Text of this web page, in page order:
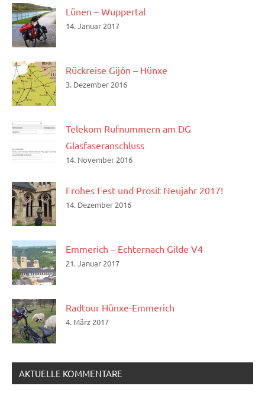
Lünen – Wuppertal
14. Januar 2017
Rückreise Gijón – Hünxe
3. Dezember 2016
Telekom Rufnummern am DG
Glasfaseranschluss
14. November 2016
Frohes Fest und Prosit Neujahr 2017!
14. Dezember 2016
Emmerich – Echternach Gilde V4
21. Januar 2017
Radtour Hünxe-Emmerich
4. März 2017
AKTUELLE KOMMENTARE